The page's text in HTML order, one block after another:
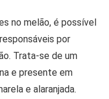
no melão, é possível
por
Trata-se de um
e presente em
e alaranjada.